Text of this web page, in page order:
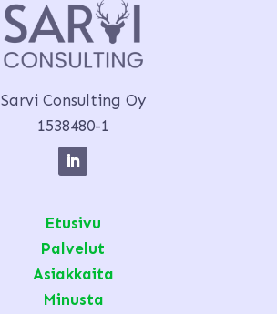
Sarvi Consulting Oy
1538480-1
Etusivu
Palvelut
Asiakkaita
Minusta